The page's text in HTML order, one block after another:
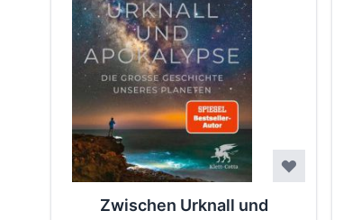
Zwischen Urknall und